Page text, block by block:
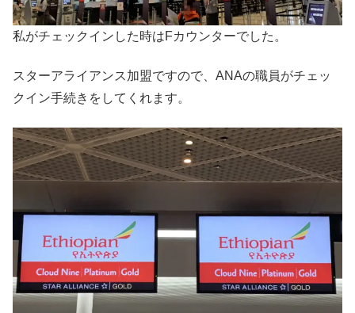
私がチェックインした時はFカウンターでした。
スターアライアンス加盟ですので、ANAの職員がチェッ
クイン手続きをしてくれます。